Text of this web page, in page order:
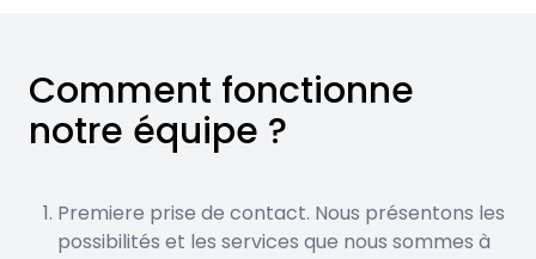
Comment fonctionne
notre équipe ?
Premiere prise de contact. Nous présentons les
possibilités et les services que nous sommes à